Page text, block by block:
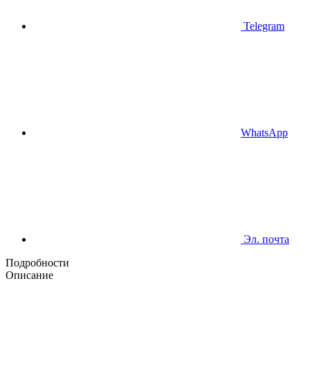
Telegram
WhatsApp
Эл. почта
Подробности
Описание